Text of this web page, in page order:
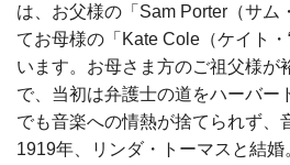
は、お父様の「Sam Porter（サム
てお母様の「Kate Cole（ケイト・
います。お母さま方のご祖父様が
で、当初は弁護士の道をハーバー
でも音楽への情熱が捨てられず、
1919年、リンダ・トーマスと結